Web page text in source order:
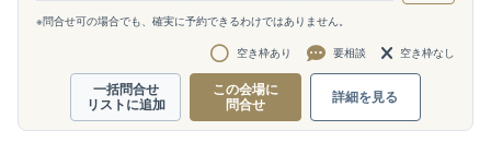
※問合せ可の場合でも、確実に予約できるわけではありません。
空き枠あり 要相談 空き枠なし
一括問合せ
リストに追加
この会場に
問合せ
詳細を見る